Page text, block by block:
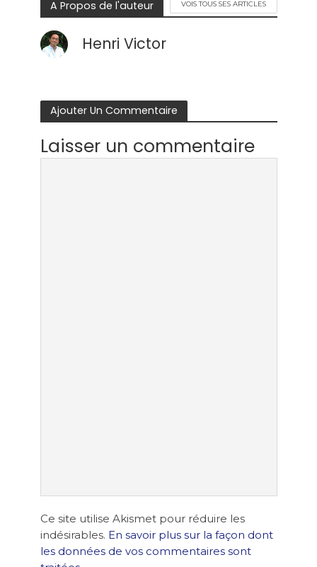
A Propos de l'auteur VOIS TOUS SES ARTICLES
Henri Victor
Ajouter Un Commentaire
Laisser un commentaire
Ce site utilise Akismet pour réduire les
indésirables. En savoir plus sur la façon dont
les données de vos commentaires sont